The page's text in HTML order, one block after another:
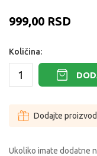
999,00 RSD
Količina:
Dodajte
Ukoliko imate dodatne